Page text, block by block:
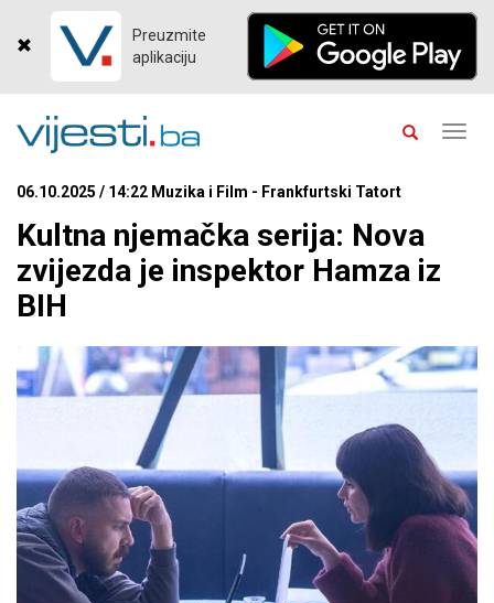
Preuzmite
aplikaciju
06.10.2025 / 14:22 Muzika i Film - Frankfurtski Tatort
Kultna njemačka serija: Nova
zvijezda je inspektor Hamza iz
BIH